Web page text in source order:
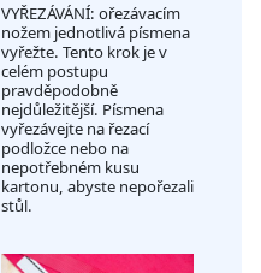
VYŘEZÁVÁNÍ: ořezávacím
nožem jednotlivá písmena
vyřežte. Tento krok je v
celém postupu
pravděpodobně
nejdůležitější. Písmena
vyřezávejte na řezací
podložce nebo na
nepotřebném kusu
kartonu, abyste nepořezali
stůl.